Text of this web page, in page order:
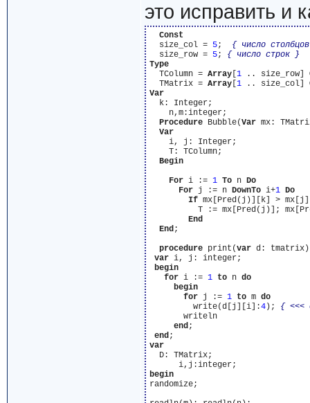
это исправить и
Const
  size_col =
5; { число
  size_row =
5; { число строк }
Type
  TColumn =
Array[ 1 .. size_row]
  TMatrix =
Array[ 1 .. size_col]
Var
  k: Integer;
    n,m:integer;
Procedure Bubble(Var mx:
Var
    i, j: Integer;
    T: TColumn;
Begin
For i := 1 To n Do
For j := n DownTo i+1 Do
If mx[Pred(j)][k] >
T := mx[Pred(j)];
End
End;
procedure print(var d:
var i, j: integer;
begin
for i := 1 to n do
begin
for j := 1 to m do
         write(d[j][i]:
4); { <<<
       writeln
end;
end
var
  D: TMatrix;
begin
randomize;